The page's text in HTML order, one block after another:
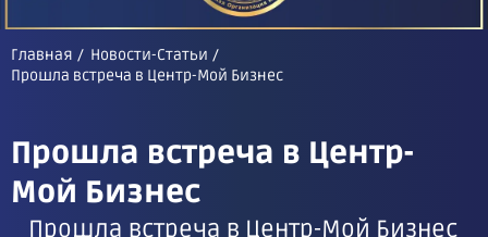
Главная
Новости-Статьи
Прошла встреча в Центр-Мой Бизнес
Прошла встреча в Центр-
Мой Бизнес
Прошла встреча в Центр-Мой Бизнес